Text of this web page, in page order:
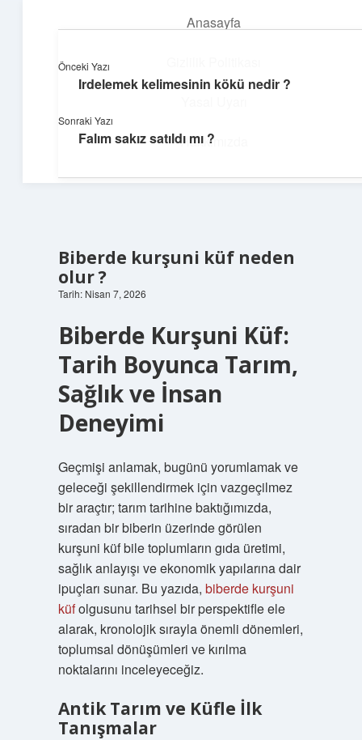
Anasayfa
Hakkımızda
Biberde kurşuni küf neden
olur ?
Tarih: Nisan 7, 2026
Biberde Kurşuni Küf:
Tarih Boyunca Tarım,
Sağlık ve İnsan
Deneyimi
Geçmişi anlamak, bugünü yorumlamak ve
geleceği şekillendirmek için vazgeçilmez
bir araçtır; tarım tarihine baktığımızda,
sıradan bir biberin üzerinde görülen
kurşuni küf bile toplumların gıda üretimi,
sağlık anlayışı ve ekonomik yapılarına dair
ipuçları sunar. Bu yazıda, biberde kurşuni
küfolgusunu tarihsel bir perspektifle ele
alarak, kronolojik sırayla önemli dönemleri,
toplumsal dönüşümleri ve kırılma
noktalarını inceleyeceğiz.
Antik Tarım ve Küfle İlk
Tanışmalar
Önceki Yazı
Irdelemek kelimesinin kökü nedir ?
Sonraki Yazı
Falım sakız satıldı mı ?